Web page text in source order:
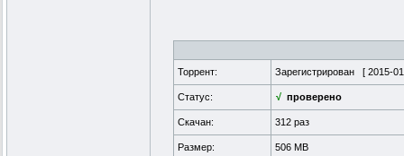
Торрент: Зарегистрирован [ 2015-
Статус: √ проверено
Скачан: 312 раз
Размер: 506 MB